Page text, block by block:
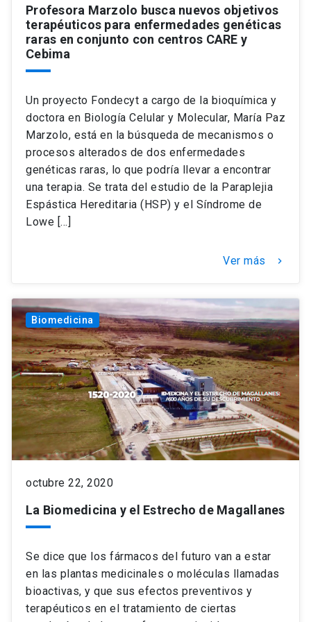
Profesora Marzolo busca nuevos objetivos
terapéuticos para enfermedades genéticas
raras en conjunto con centros CARE y
Cebima
Un proyecto Fondecyt a cargo de la bioquímica y
doctora en Biología Celular y Molecular, María Paz
Marzolo, está en la búsqueda de mecanismos o
procesos alterados de dos enfermedades
genéticas raras, lo que podría llevar a encontrar
una terapia. Se trata del estudio de la Paraplejia
Espástica Hereditaria (HSP) y el Síndrome de
Lowe […]
Ver más keyboard_arrow_right
Biomedicina
octubre 22, 2020
La Biomedicina y el Estrecho de Magallanes
Se dice que los fármacos del futuro van a estar
en las plantas medicinales o moléculas llamadas
bioactivas, y que sus efectos preventivos y
terapéuticos en el tratamiento de ciertas